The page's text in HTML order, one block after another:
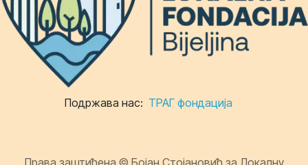
Подржава нас: ТРАГ фондација